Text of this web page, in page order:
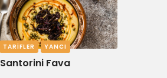
TARIFLER YANCI
Santorini Fava